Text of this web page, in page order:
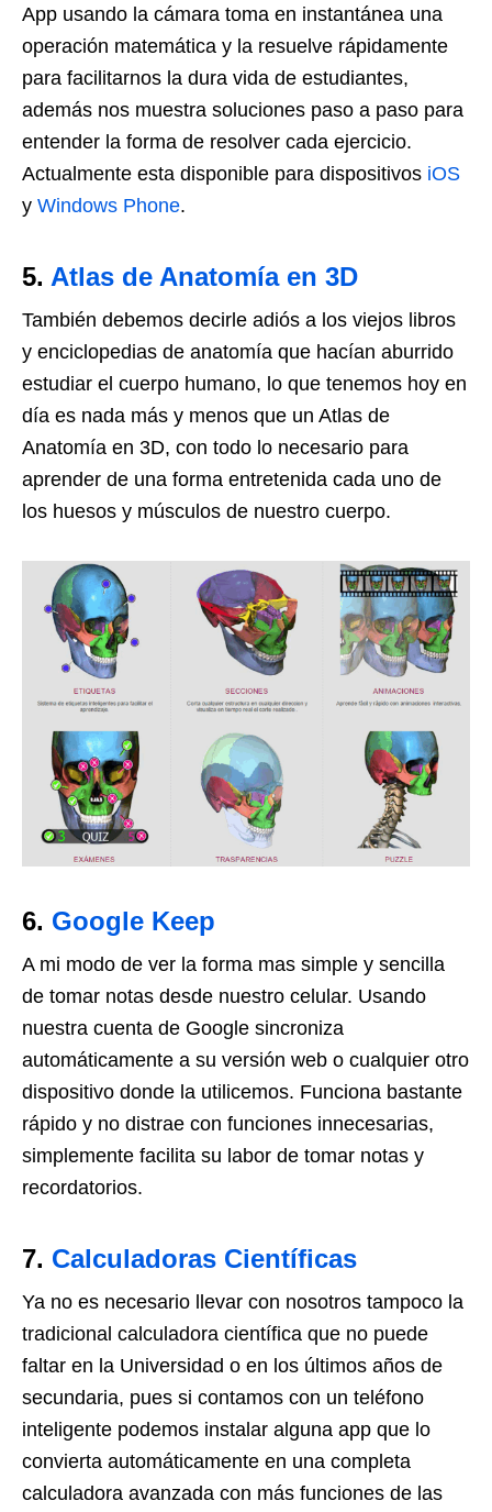
App usando la cámara toma en instantánea una
operación matemática y la resuelve rápidamente
para facilitarnos la dura vida de estudiantes,
además nos muestra soluciones paso a paso para
entender la forma de resolver cada ejercicio.
Actualmente esta disponible para dispositivos iOS
y Windows Phone.
5. Atlas de Anatomía en 3D
También debemos decirle adiós a los viejos libros
y enciclopedias de anatomía que hacían aburrido
estudiar el cuerpo humano, lo que tenemos hoy en
día es nada más y menos que un Atlas de
Anatomía en 3D, con todo lo necesario para
aprender de una forma entretenida cada uno de
los huesos y músculos de nuestro cuerpo.
6. Google Keep
A mi modo de ver la forma mas simple y sencilla
de tomar notas desde nuestro celular. Usando
nuestra cuenta de Google sincroniza
automáticamente a su versión web o cualquier otro
dispositivo donde la utilicemos. Funciona bastante
rápido y no distrae con funciones innecesarias,
simplemente facilita su labor de tomar notas y
recordatorios.
7. Calculadoras Científicas
Ya no es necesario llevar con nosotros tampoco la
tradicional calculadora científica que no puede
faltar en la Universidad o en los últimos años de
secundaria, pues si contamos con un teléfono
inteligente podemos instalar alguna app que lo
convierta automáticamente en una completa
calculadora avanzada con más funciones de las